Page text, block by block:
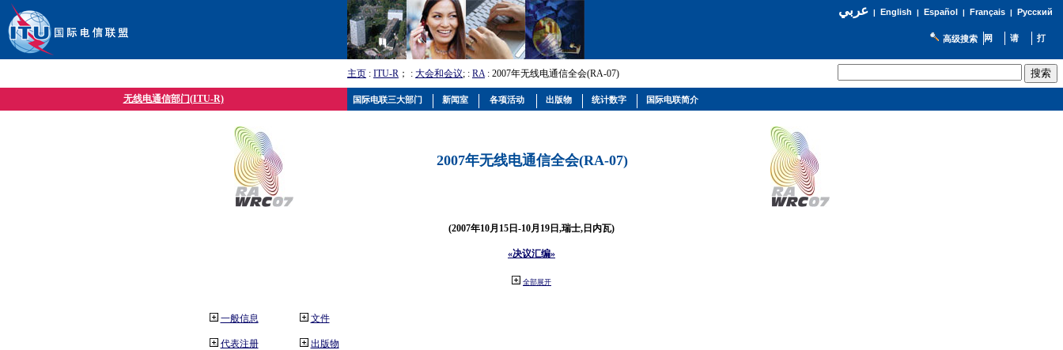
عربي| English | Español | Français| Русский
高级搜索
主页 : ITU-R ； : 大会和会议; : RA: 2007年无线电通信全会(RA-07)
无线电通信部门(ITU-R)
2007年无线电通信全会(RA-07)
(2007年10月15日-10月19日,瑞士,日内瓦)
«决议汇编»
全部展开
一般信息
代表注册
文件
出版物
国际电联三大部门 新闻室 各项活动 出版物 统计数字 国际电联简介